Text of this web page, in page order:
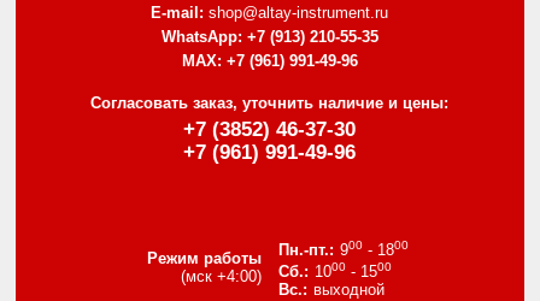
E-mail: shop@altay-instrument.ru
WhatsApp: +7 (913) 210-55-35
MAX: +7 (961) 991-49-96
Согласовать заказ, уточнить наличие и цены:
+7 (3852) 46-37-30
+7 (961) 991-49-96
Режим работы
(мск +4:00)
900- 1800
1000- 1500
выходной